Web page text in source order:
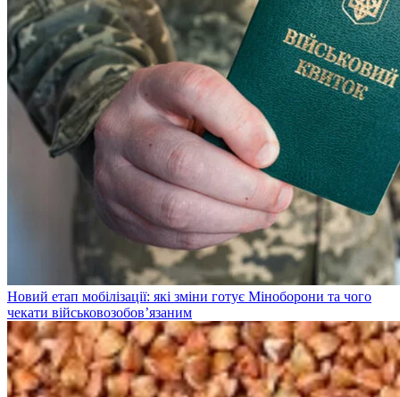
Новий етап мобілізації: які зміни готує Міноборони та чого
чекати військовозобов’язаним